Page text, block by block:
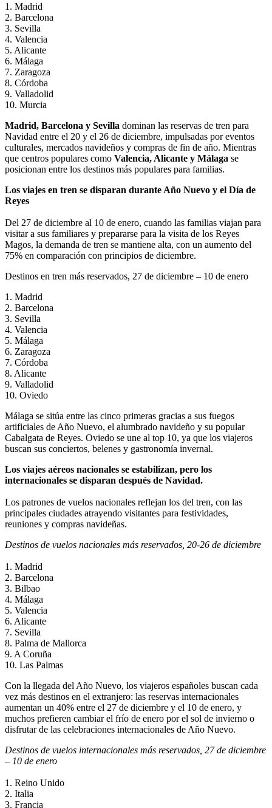
1. Madrid
2. Barcelona
3. Sevilla
4. Valencia
5. Alicante
6. Málaga
7. Zaragoza
8. Córdoba
9. Valladolid
10. Murcia
Madrid, Barcelona y Sevilla dominan las reservas de tren para
Navidad entre el 20 y el 26 de diciembre, impulsadas por eventos
culturales, mercados navideños y compras de fin de año. Mientras
que centros populares como Valencia, Alicante y Málaga se
posicionan entre los destinos más populares para familias.
Los viajes en tren se disparan durante Año Nuevo y el Día de
Reyes
Del 27 de diciembre al 10 de enero, cuando las familias viajan para
visitar a sus familiares y prepararse para la visita de los Reyes
Magos, la demanda de tren se mantiene alta, con un aumento del
75% en comparación con principios de diciembre.
Destinos en tren más reservados, 27 de diciembre – 10 de enero
1. Madrid
2. Barcelona
3. Sevilla
4. Valencia
5. Málaga
6. Zaragoza
7. Córdoba
8. Alicante
9. Valladolid
10. Oviedo
Málaga se sitúa entre las cinco primeras gracias a sus fuegos
artificiales de Año Nuevo, el alumbrado navideño y su popular
Cabalgata de Reyes. Oviedo se une al top 10, ya que los viajeros
buscan sus conciertos, belenes y gastronomía invernal.
Los viajes aéreos nacionales se estabilizan, pero los
internacionales se disparan después de Navidad.
Los patrones de vuelos nacionales reflejan los del tren, con las
principales ciudades atrayendo visitantes para festividades,
reuniones y compras navideñas.
Destinos de vuelos nacionales más reservados, 20-26 de diciembre
1. Madrid
2. Barcelona
3. Bilbao
4. Málaga
5. Valencia
6. Alicante
7. Sevilla
8. Palma de Mallorca
9. A Coruña
10. Las Palmas
Con la llegada del Año Nuevo, los viajeros españoles buscan cada
vez más destinos en el extranjero: las reservas internacionales
aumentan un 40% entre el 27 de diciembre y el 10 de enero, y
muchos prefieren cambiar el frío de enero por el sol de invierno o
disfrutar de las celebraciones internacionales de Año Nuevo.
Destinos de vuelos internacionales más reservados, 27 de diciembre
– 10 de enero
1. Reino Unido
2. Italia
3. Francia